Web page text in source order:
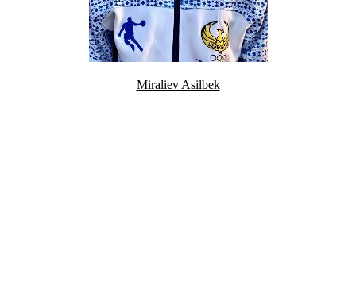
Miraliev Asilbek